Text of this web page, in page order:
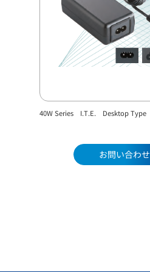
40W Series I.T.E. Desktop Type
お問い合わせ